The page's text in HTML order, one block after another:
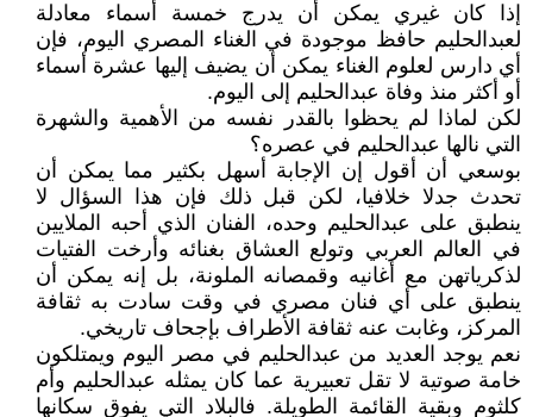
إذا كان غيري يمكن أن يدرج خمسة أسماء معادلة
لعبدالحليم حافظ موجودة في الغناء المصري اليوم، فإن
أي دارس لعلوم الغناء يمكن أن يضيف إليها عشرة أسماء
أو أكثر منذ وفاة عبدالحليم إلى اليوم.
لكن لماذا لم يحظوا بالقدر نفسه من الأهمية والشهرة
التي نالها عبدالحليم في عصره؟
بوسعي أن أقول إن الإجابة أسهل بكثير مما يمكن أن
تحدث جدلا خلافيا، لكن قبل ذلك فإن هذا السؤال لا
ينطبق على عبدالحليم وحده، الفنان الذي أحبه الملايين
في العالم العربي وتولع العشاق بغنائه وأرخت الفتيات
لذكرياتهن مع أغانيه وقمصانه الملونة، بل إنه يمكن أن
ينطبق على أي فنان مصري في وقت سادت به ثقافة
المركز، وغابت عنه ثقافة الأطراف بإجحاف تاريخي.
نعم يوجد العديد من عبدالحليم في مصر اليوم ويمتلكون
خامة صوتية لا تقل تعبيرية عما كان يمثله عبدالحليم وأم
كلثوم وبقية القائمة الطويلة. فالبلاد التي يفوق سكانها